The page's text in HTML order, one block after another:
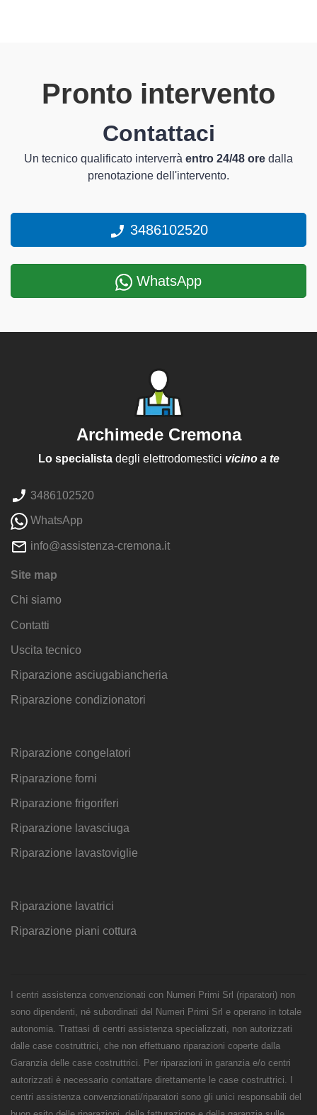
Pronto intervento
Contattaci
Un tecnico qualificato interverrà entro 24/48 ore dalla
prenotazione dell'intervento.
3486102520
WhatsApp
Archimede Cremona
Lo specialistadegli elettrodomestici vicino a te
3486102520
WhatsApp
info@assistenza-cremona.it
Site map
Chi siamo
Contatti
Uscita tecnico
Riparazione asciugabiancheria
Riparazione condizionatori
Riparazione congelatori
Riparazione forni
Riparazione frigoriferi
Riparazione lavasciuga
Riparazione lavastoviglie
Riparazione lavatrici
Riparazione piani cottura
I centri assistenza convenzionati con Numeri Primi Srl (riparatori) non
sono dipendenti, né subordinati del Numeri Primi Srl e operano in totale
autonomia. Trattasi di centri assistenza specializzati, non autorizzati
dalle case costruttrici, che non effettuano riparazioni coperte dalla
Garanzia delle case costruttrici. Per riparazioni in garanzia e/o centri
autorizzati è necessario contattare direttamente le case costruttrici. I
centri assistenza convenzionati/riparatori sono gli unici responsabili del